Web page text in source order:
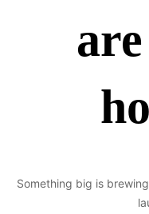
Something big is